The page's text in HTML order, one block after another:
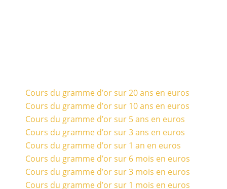
Cours du gramme d’or sur 20 ans en euros
Cours du gramme d’or sur 10 ans en euros
Cours du gramme d’or sur 5 ans en euros
Cours du gramme d’or sur 3 ans en euros
Cours du gramme d’or sur 1 an en euros
Cours du gramme d’or sur 6 mois en euros
Cours du gramme d’or sur 3 mois en euros
Cours du gramme d’or sur 1 mois en euros